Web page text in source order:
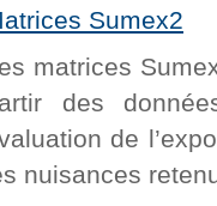
Sumex2
matrices
des
de
nuisances